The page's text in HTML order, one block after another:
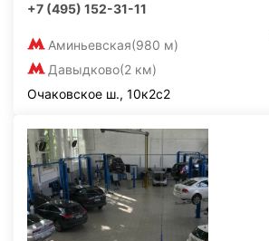
+7 (495) 152-31-11
Аминьевская(980 м)
Давыдково(2 км)
Очаковское ш., 10к2с2